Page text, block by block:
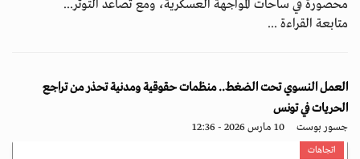
محصورة في ساحات المواجهة العسكرية، ومع تصاعد التوتر...
متابعة القراءة ...
العمل النسوي تحت الضغط.. منظمات حقوقية ومدنية تحذر من تراجع
الحريات في تونس
جسور بوست 10 مارس 2026 - 12:36
اتجاهات